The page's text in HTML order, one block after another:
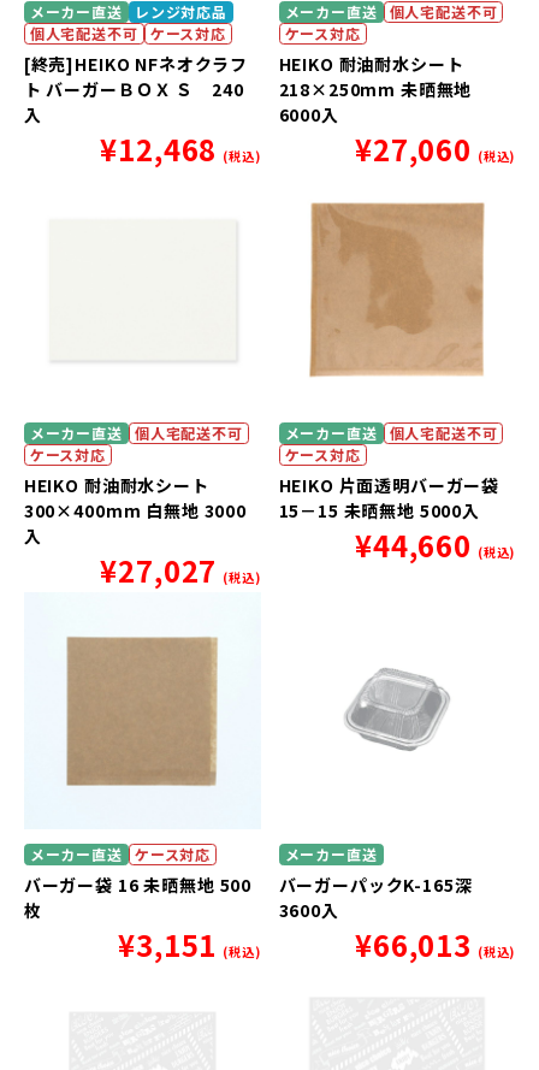
メーカー直送
レンジ対応品
個人宅配送不可
ケース対応
[終売]HEIKO NFネオクラフ
ト バーガーＢＯＸ Ｓ 240
入
¥12,468 (税込)
メーカー直送
個人宅配送不可
ケース対応
HEIKO 耐油耐水シート
218×250mm 未晒無地
6000入
¥27,060 (税込)
メーカー直送
個人宅配送不可
ケース対応
HEIKO 耐油耐水シート
300×400mm 白無地 3000
入
¥27,027 (税込)
メーカー直送
個人宅配送不可
ケース対応
HEIKO 片面透明バーガー袋
15－15 未晒無地 5000入
¥44,660 (税込)
メーカー直送 ケース対応
バーガー袋 16 未晒無地 500
枚
¥3,151 (税込)
メーカー直送
バーガーパックK-165深
3600入
¥66,013 (税込)